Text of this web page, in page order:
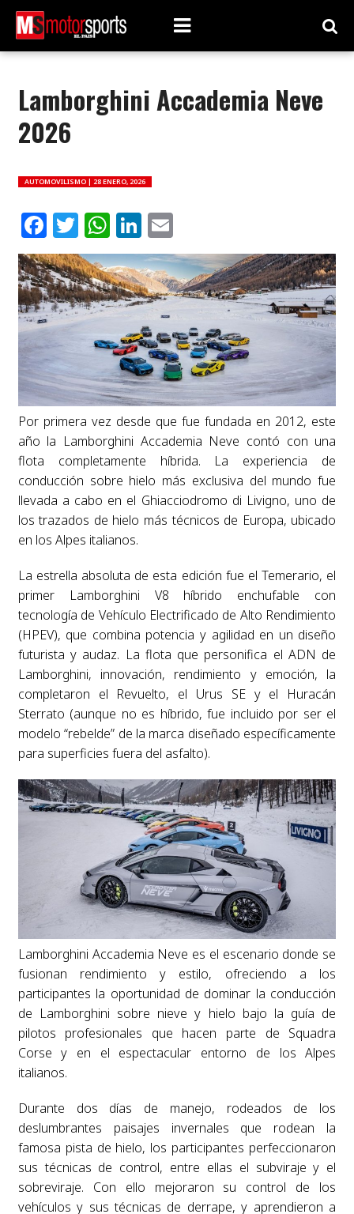
Lamborghini Accademia Neve
2026
AUTOMOVILISMO | 28 ENERO, 2026
Facebook
Twitter
WhatsApp
LinkedIn
Email
Por primera vez desde que fue fundada en 2012, este
año la Lamborghini Accademia Neve contó con una
flota completamente híbrida. La experiencia de
conducción sobre hielo más exclusiva del mundo fue
llevada a cabo en el Ghiacciodromo di Livigno, uno de
los trazados de hielo más técnicos de Europa, ubicado
en los Alpes italianos.
La estrella absoluta de esta edición fue el Temerario, el
primer Lamborghini V8 híbrido enchufable con
tecnología de Vehículo Electrificado de Alto Rendimiento
(HPEV), que combina potencia y agilidad en un diseño
futurista y audaz. La flota que personifica el ADN de
Lamborghini, innovación, rendimiento y emoción, la
completaron el Revuelto, el Urus SE y el Huracán
Sterrato (aunque no es híbrido, fue incluido por ser el
modelo “rebelde” de la marca diseñado específicamente
para superficies fuera del asfalto).
Lamborghini Accademia Neve es el escenario donde se
fusionan rendimiento y estilo, ofreciendo a los
participantes la oportunidad de dominar la conducción
de Lamborghini sobre nieve y hielo bajo la guía de
pilotos profesionales que hacen parte de Squadra
Corse y en el espectacular entorno de los Alpes
italianos.
Durante dos días de manejo, rodeados de los
deslumbrantes paisajes invernales que rodean la
famosa pista de hielo, los participantes perfeccionaron
sus técnicas de control, entre ellas el subviraje y el
sobreviraje. Con ello mejoraron su control de los
vehículos y sus técnicas de derrape, y aprendieron a